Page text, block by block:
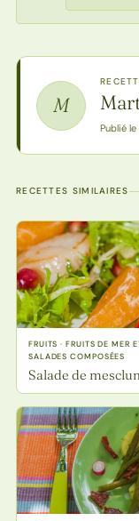
M
Publié
RECETTES SIMILAIRES
FRUITS · FRUITS DE MER
SALADES COMPOSÉES
Salade de